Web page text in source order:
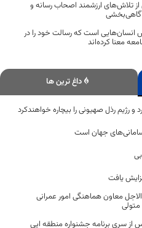
تلاش‌های ارزشمند اصحاب رسانه و
آگاهی‌بخشی
انسان‌هایی است که رسالت خود را در
معنا کرده‌اند
داغ ترین ها
رژیم رذل صهیونی را بیچاره خواهندکرد
جهان است
معاون هماهنگی امور عمرانی
متولی
از سری برنامه جشنواره منطقه ایی